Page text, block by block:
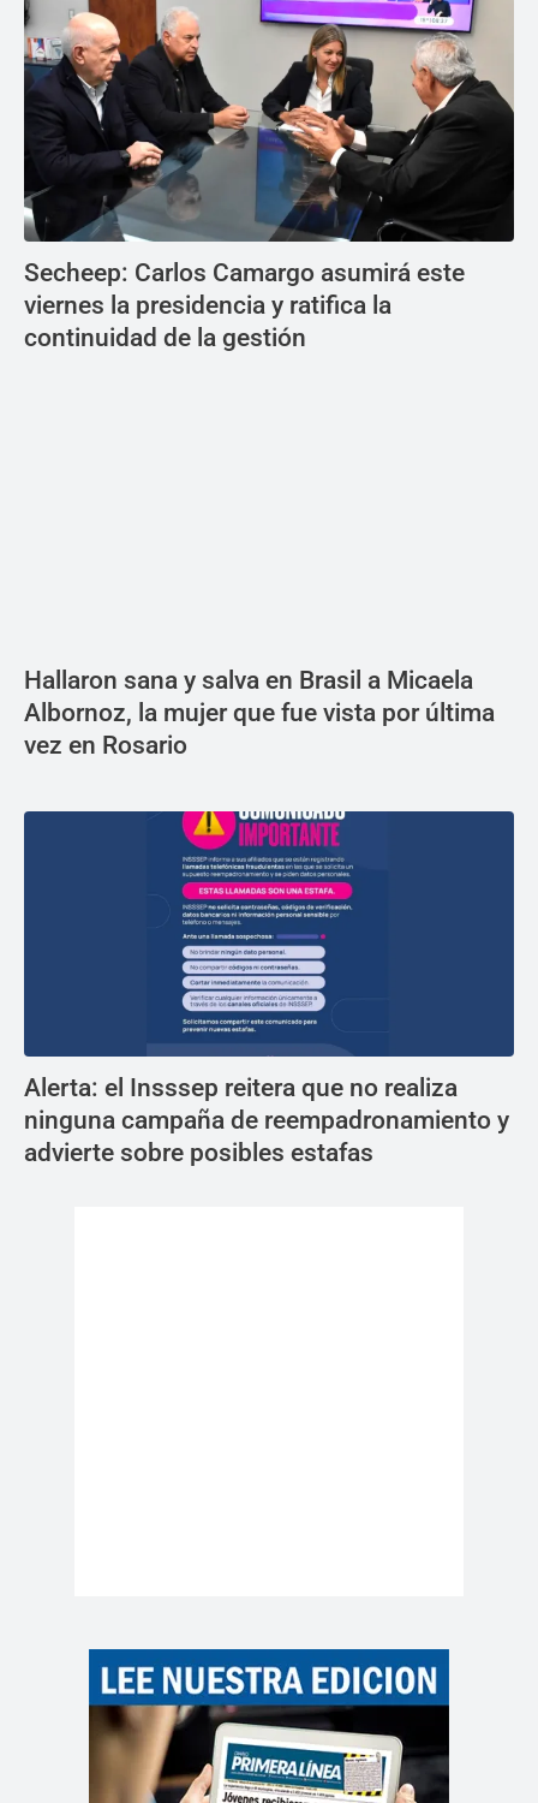
Secheep: Carlos Camargo asumirá este
viernes la presidencia y ratifica la
continuidad de la gestión
Hallaron sana y salva en Brasil a Micaela
Albornoz, la mujer que fue vista por última
vez en Rosario
Alerta: el Insssep reitera que no realiza
ninguna campaña de reempadronamiento y
advierte sobre posibles estafas